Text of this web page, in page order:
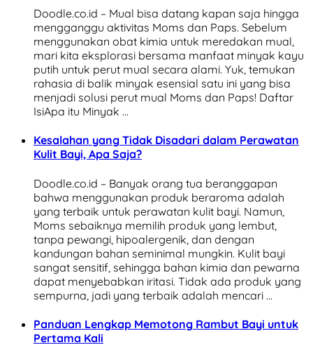
Doodle.co.id – Mual bisa datang kapan saja hingga
mengganggu aktivitas Moms dan Paps. Sebelum
menggunakan obat kimia untuk meredakan mual,
mari kita eksplorasi bersama manfaat minyak kayu
putih untuk perut mual secara alami. Yuk, temukan
rahasia di balik minyak esensial satu ini yang bisa
menjadi solusi perut mual Moms dan Paps! Daftar
IsiApa itu Minyak …
Kesalahan yang Tidak Disadari dalam Perawatan
Kulit Bayi, Apa Saja?
Doodle.co.id – Banyak orang tua beranggapan
bahwa menggunakan produk beraroma adalah
yang terbaik untuk perawatan kulit bayi. Namun,
Moms sebaiknya memilih produk yang lembut,
tanpa pewangi, hipoalergenik, dan dengan
kandungan bahan seminimal mungkin. Kulit bayi
sangat sensitif, sehingga bahan kimia dan pewarna
dapat menyebabkan iritasi. Tidak ada produk yang
sempurna, jadi yang terbaik adalah mencari …
Panduan Lengkap Memotong Rambut Bayi untuk
Pertama Kali